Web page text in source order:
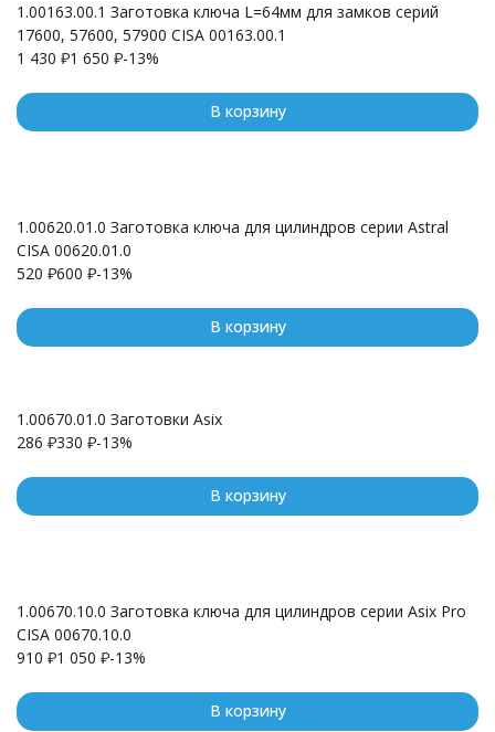
1.00163.00.1 Заготовка ключа L=64мм для замков серий
17600, 57600, 57900 CISA 00163.00.1
1 430 ₽1 650 ₽-13%
В корзину
1.00620.01.0 Заготовка ключа для цилиндров серии Astral
CISA 00620.01.0
520 ₽600 ₽-13%
В корзину
1.00670.01.0 Заготовки Asix
286 ₽330 ₽-13%
В корзину
1.00670.10.0 Заготовка ключа для цилиндров серии Asix Pro
CISA 00670.10.0
910 ₽1 050 ₽-13%
В корзину